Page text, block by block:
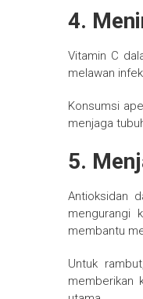
4.
Vitamin C
melawan
Konsumsi
menjaga
5.
Antioksidan
mengurangi
membantu
Untuk
memberikan